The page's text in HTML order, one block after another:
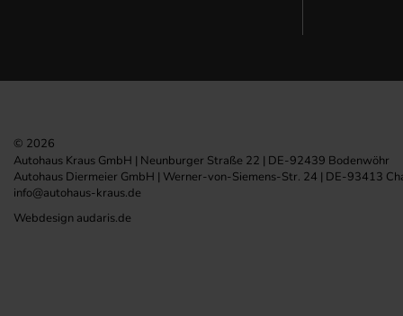
© 2026
Autohaus Kraus GmbH | Neunburger Straße 22 | DE-92439 Bodenwöhr
Autohaus Diermeier GmbH | Werner-von-Siemens-Str. 24 | DE-93413
info@autohaus-kraus.de
Webdesign audaris.de